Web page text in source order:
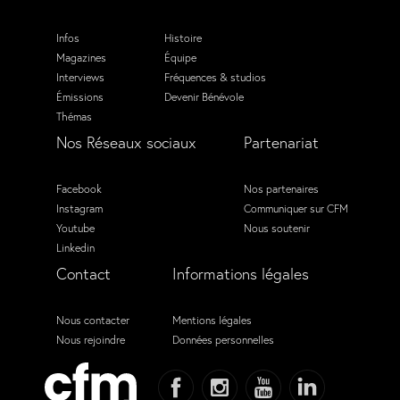
Infos
Magazines
Interviews
Émissions
Thémas
Histoire
Équipe
Fréquences & studios
Devenir Bénévole
Nos Réseaux sociaux
Facebook
Instagram
Youtube
Linkedin
Partenariat
Nos partenaires
Communiquer sur CFM
Nous soutenir
Contact
Nous contacter
Nous rejoindre
Informations légales
Mentions légales
Données personnelles